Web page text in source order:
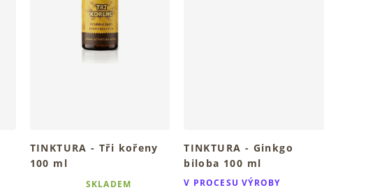
TINKTURA - Tři kořeny
100 ml
SKLADEM
TINKTURA - Ginkgo
biloba 100 ml
Tradiční bylinný rituál denně
V PROCESU VÝROBY